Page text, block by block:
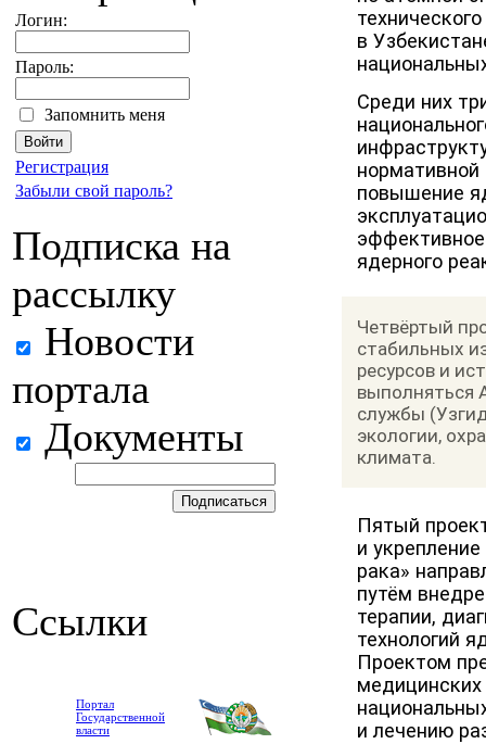
Логин:
Пароль:
Запомнить меня
Регистрация
Забыли свой пароль?
Подписка на
рассылку
Новости
портала
Документы
Ссылки
Портал
Государственной
власти
в
Среди них
нормативной
повышение
эффективное
ядерного
Четвёртый
стабильных
ресурсов и
выполняться
службы
экологии,
климата.
Пятый
и
рака»
путём
терапии,
технологий
Проектом
медицинских
и лечению